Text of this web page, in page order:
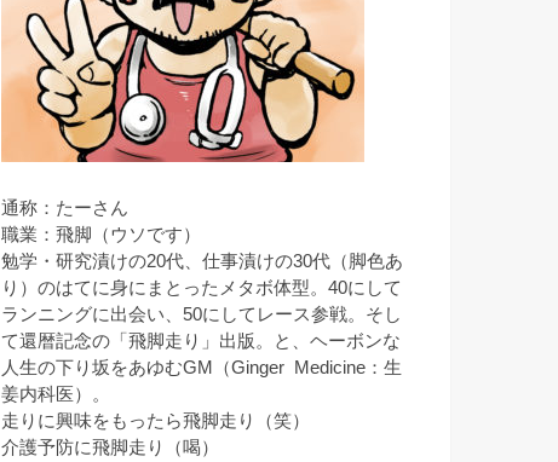
通称：たーさん
職業：飛脚（ウソです）
勉学・研究漬けの20代、仕事漬けの30代（脚色あ
り）のはてに身にまとったメタボ体型。40にして
ランニングに出会い、50にしてレース参戦。そし
て還暦記念の「飛脚走り」出版。と、ヘーボンな
人生の下り坂をあゆむGM（Ginger Medicine：生
姜内科医）。
走りに興味をもったら飛脚走り（笑）
介護予防に飛脚走り（喝）